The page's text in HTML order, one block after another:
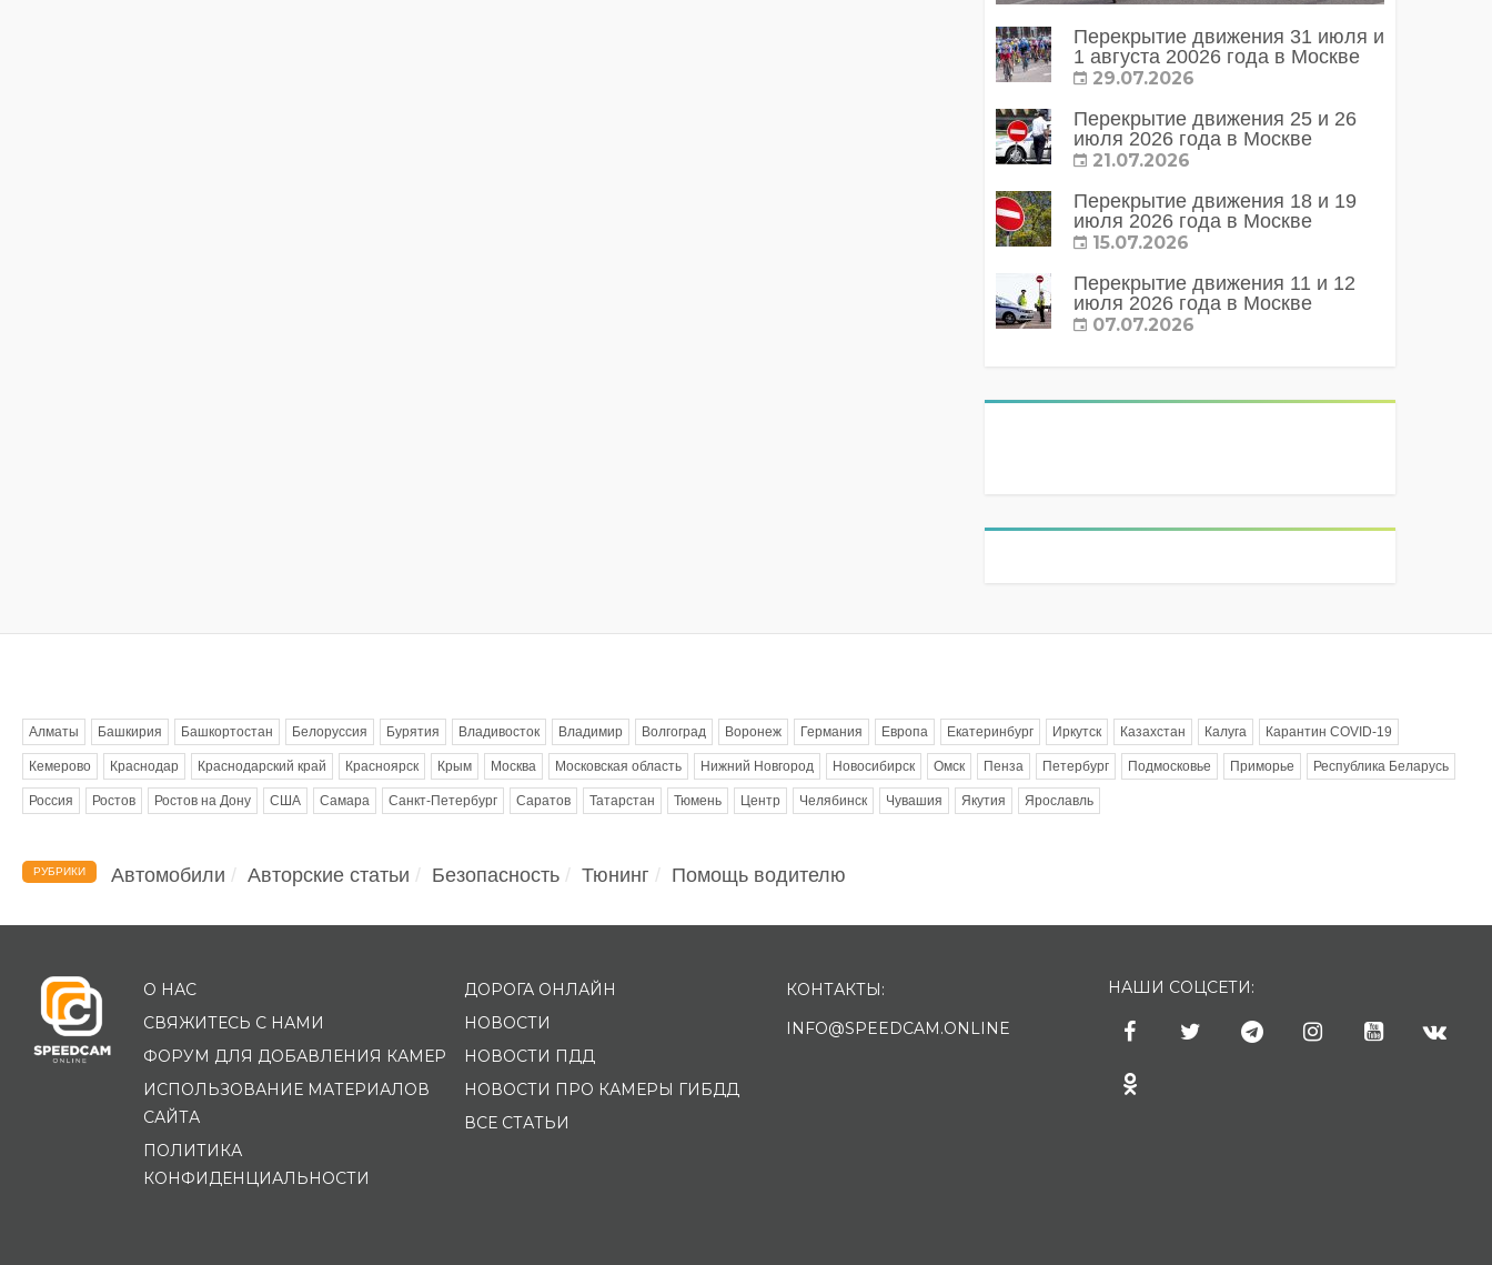
Перекрытие движения 31 июля и
1 августа 20026 года в Москве
29.07.2026
Перекрытие движения 25 и 26
июля 2026 года в Москве
21.07.2026
Перекрытие движения 18 и 19
июля 2026 года в Москве
15.07.2026
Перекрытие движения 11 и 12
июля 2026 года в Москве
07.07.2026
Алматы Башкирия Башкортостан Белоруссия Бурятия Владивосток Владимир Волгоград Воронеж Германия Европа Екатеринбург Иркутск Казахстан Калуга Карантин COVID-19
Кемерово Краснодар Краснодарский край Красноярск Крым Москва Московская область Нижний Новгород Новосибирск Омск Пенза Петербург Подмосковье Приморье Республика Беларусь
Россия Ростов Ростов на Дону США Самара Санкт-Петербург Саратов Татарстан Тюмень Центр Челябинск Чувашия Якутия Ярославль
РУБРИКИ Автомобили Авторские статьи Безопасность Тюнинг Помощь водителю
О НАС
СВЯЖИТЕСЬ С НАМИ
ФОРУМ ДЛЯ ДОБАВЛЕНИЯ КАМЕР
ИСПОЛЬЗОВАНИЕ МАТЕРИАЛОВ
САЙТА
ПОЛИТИКА
КОНФИДЕНЦИАЛЬНОСТИ
ДОРОГА ОНЛАЙН
НОВОСТИ
НОВОСТИ ПДД
НОВОСТИ ПРО КАМЕРЫ ГИБДД
ВСЕ СТАТЬИ
КОНТАКТЫ:
INFO@SPEEDCAM.ONLINE
НАШИ СОЦСЕТИ: